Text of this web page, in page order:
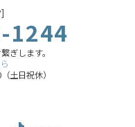
1244
ぎします。
土日祝休）